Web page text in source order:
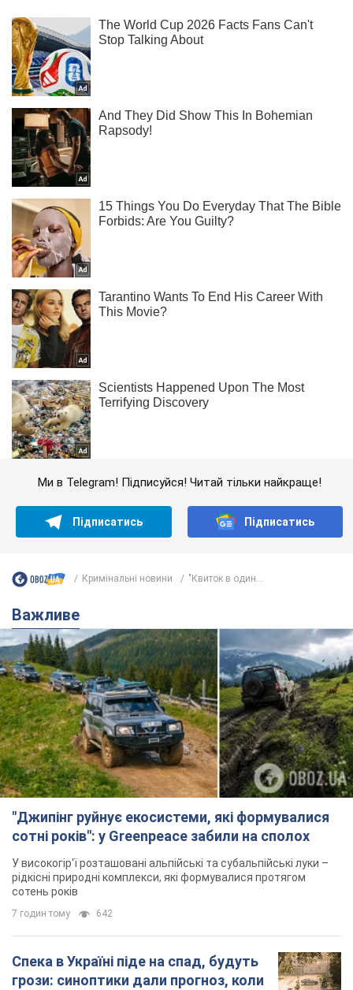
Ми в Telegram! Підписуйся! Читай тільки найкраще!
Підписатись Підписатись
Кримінальні новини "Квиток в один...
Важливе
"Джипінг руйнує екосистеми, які формувалися
сотні років": у Greenpeace забили на сполох
У високогір'ї розташовані альпійські та субальпійські луки –
рідкісні природні комплекси, які формувалися протягом
сотень років
7 годин тому 642
Спека в Україні піде на спад, будуть
грози: синоптики дали прогноз, коли